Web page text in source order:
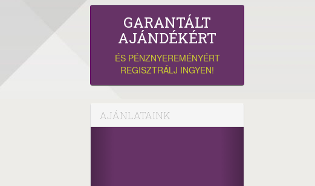
GARANTÁLT
AJÁNDÉKÉRT
ÉS PÉNZNYEREMÉNYÉRT
REGISZTRÁLJ INGYEN!
AJÁNLATAINK